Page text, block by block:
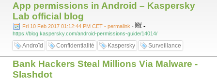
App permissions in Android – Kaspersky
Lab official blog
Fri 10 Feb 2017 01:12:44 PM CET - permalink - -
https://blog.kaspersky.com/android-permissions-guide/14014/
Androïd Confidentialité Kaspersky Surveillance
Bank Hackers Steal Millions Via Malware -
Slashdot